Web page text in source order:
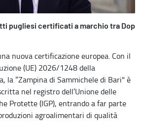
pugliesi certificati a marchio tra Dop
nuova certificazione europea. Con il
(UE) 2026/1248 della
la “Zampina di Sammichele di Bari" è
nel registro dell’Unione delle
Protette (IGP), entrando a far parte
agroalimentari di qualità